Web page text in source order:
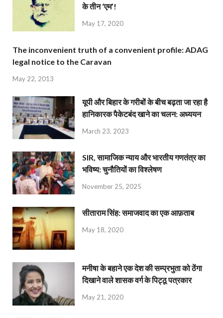
के तीन ‘एम’!
May 17, 2020
The inconvenient truth of a convenient profile: ADAG
legal notice to the Caravan
May 22, 2013
यूपी और बिहार के गरीबों के बीच बढ़ता जा रहा है
हानिकारक पैकेटबंद खाने का चलन: अध्ययन
March 23, 2023
SIR, सामाजिक न्याय और भारतीय गणतंत्र का
भविष्य: चुनौतियों का विश्लेषण
November 25, 2025
सीताराम सिंह: समाजवाद का एक आफ़ताब
May 18, 2020
मनीषा के बहाने एक देश की सम्प्रभुता को ठेंगा
दिखाने वाले शासक वर्ग के पिट्ठू पत्रकार
May 21, 2020